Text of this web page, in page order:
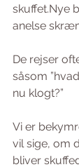
skuffet.Nye
anelse
De rejser
såsom
nu klogt?”
Vi er
vil sige, om
bliver